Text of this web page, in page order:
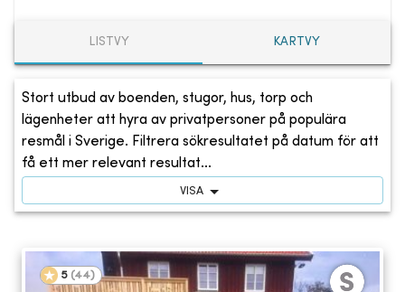
LISTVY KARTVY
Stort utbud av boenden, stugor, hus, torp och
lägenheter att hyra av privatpersoner på populära
resmål i Sverige. Filtrera sökresultatet på datum för att
få ett mer relevant resultat...
VISA
5 (44)